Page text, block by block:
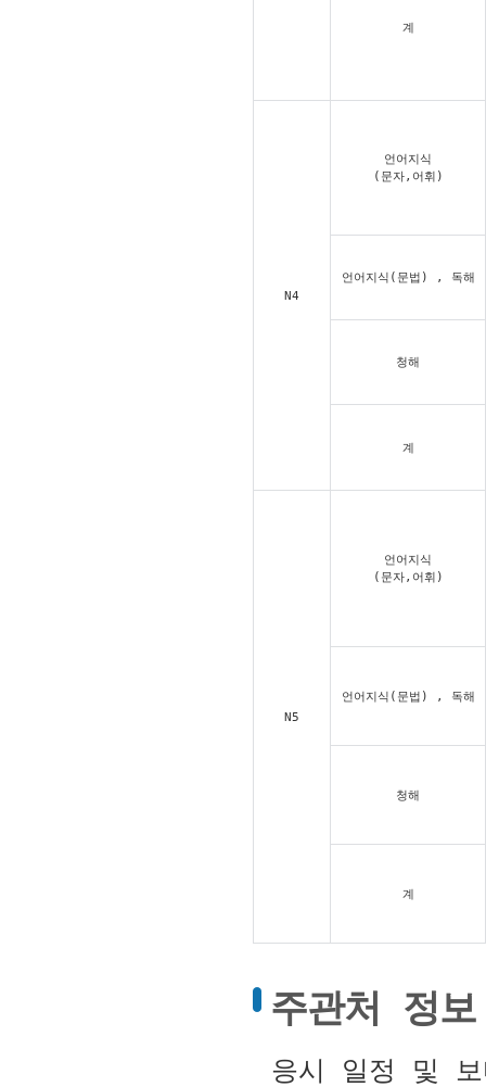
계
N4
언어지식
(문자,어휘)
언어지식(문법) , 독해
청해
계
N5
언어지식
(문자,어휘)
언어지식(문법) , 독해
청해
계
주관처 정보
응시 일정 및